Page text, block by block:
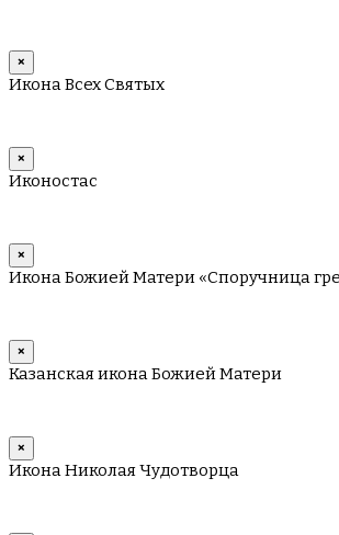
×
Икона Всех Святых
×
Иконостас
×
Икона Божией Матери «Споручница
×
Казанская икона Божией Матери
×
Икона Николая Чудотворца